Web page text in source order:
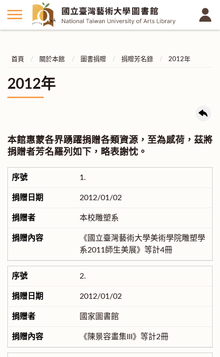
首頁 關於本館 圖書捐贈 捐贈芳名錄 2012年
2012年
本館惠蒙各界踴躍捐贈各類資源，至為感荷，茲將
捐贈者芳名羅列如下，略表謝忱。
1.
2012/01/02
本校雕塑系
《國立臺灣藝術大學美術學院雕塑學
系2011師生美展》等計4冊
2.
2012/01/02
國家圖書館
《陳景容畫集III》等計2冊